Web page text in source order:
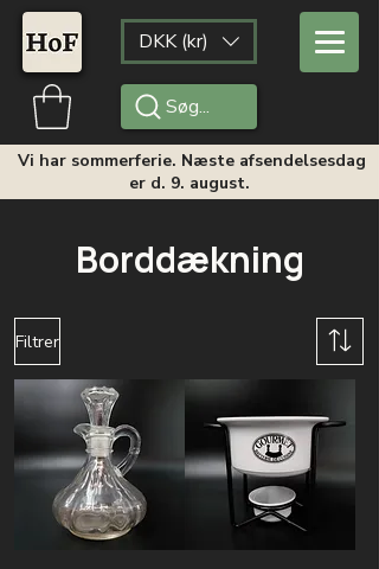
DKK (kr)
Søg...
Vi har sommerferie. Næste afsendelsesdag
er d. 9. august.
Borddækning
Filtrer